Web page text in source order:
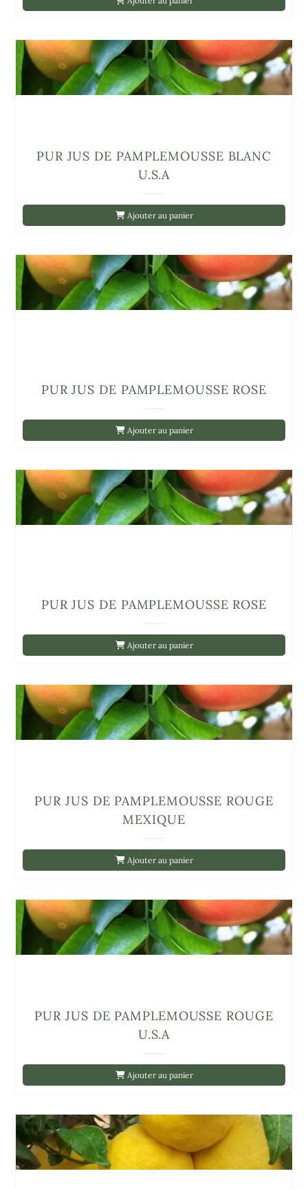
Ajouter au panier
PUR JUS DE PAMPLEMOUSSE BLANC
U.S.A
Ajouter au panier
PUR JUS DE PAMPLEMOUSSE ROSE
Ajouter au panier
PUR JUS DE PAMPLEMOUSSE ROSE
Ajouter au panier
PUR JUS DE PAMPLEMOUSSE ROUGE
MEXIQUE
Ajouter au panier
PUR JUS DE PAMPLEMOUSSE ROUGE
U.S.A